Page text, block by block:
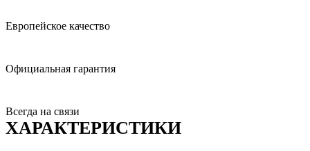
Европейское качество
Официальная гарантия
Всегда на связи
ХАРАКТЕРИСТИКИ